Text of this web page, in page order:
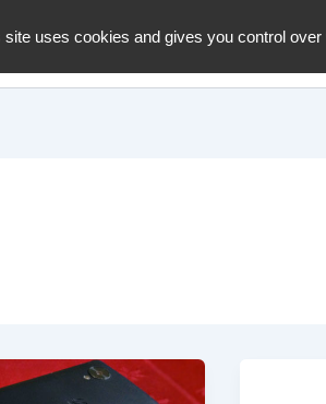
site uses cookies and gives you control